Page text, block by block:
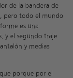
de la bandera de
pero todo el mundo
es una
y el segundo traje
y medias
porque por el